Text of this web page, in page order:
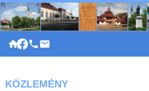
|
KÖZLEMÉNY